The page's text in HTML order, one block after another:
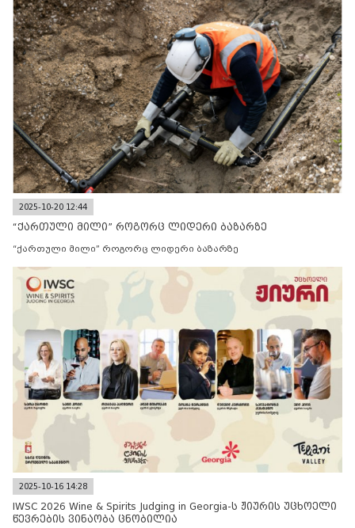
2025-10-20 12:44
“ქართული მილი” როგორც ლიდერი ბაზარზე
“ქართული მილი” როგორც ლიდერი ბაზარზე
2025-10-16 14:28
IWSC 2026 Wine & Spirits Judging in Georgia-ს ჟიურის უცხოელი
წევრების ვინაობა ცნობილია